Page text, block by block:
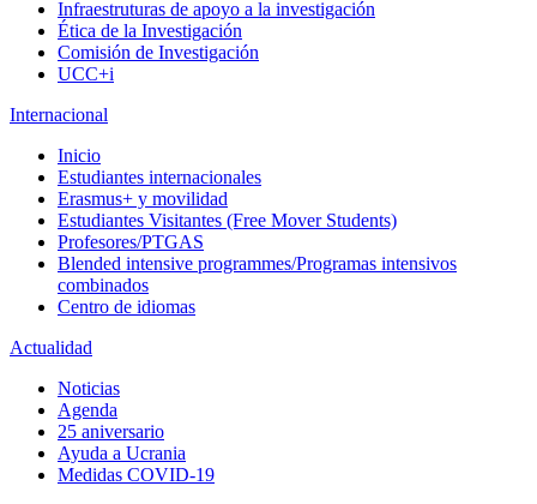
Infraestruturas de apoyo a la investigación
Ética de la Investigación
Comisión de Investigación
UCC+i
Internacional
Inicio
Estudiantes internacionales
Erasmus+ y movilidad
Estudiantes Visitantes (Free Mover Students)
Profesores/PTGAS
Blended intensive programmes/Programas intensivos
combinados
Centro de idiomas
Actualidad
Noticias
Agenda
25 aniversario
Ayuda a Ucrania
Medidas COVID-19